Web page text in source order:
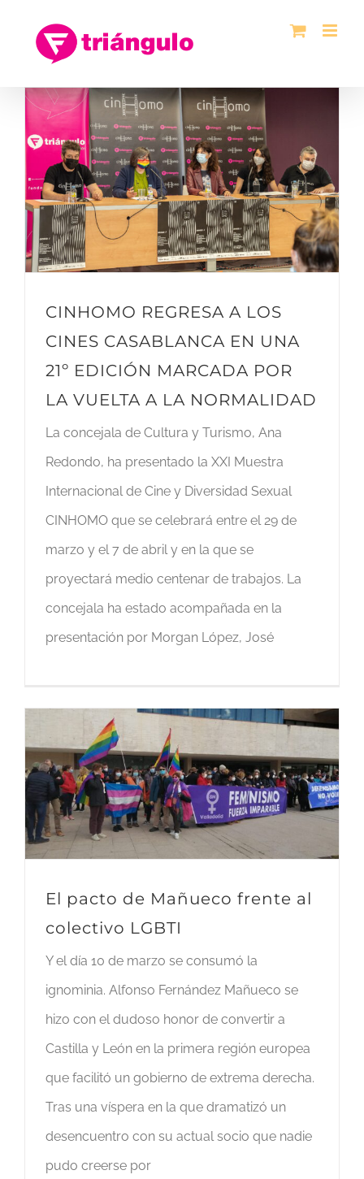
CINHOMO REGRESA A LOS
CINES CASABLANCA EN UNA
21º EDICIÓN MARCADA POR
LA VUELTA A LA NORMALIDAD
La concejala de Cultura y Turismo, Ana
Redondo, ha presentado la XXI Muestra
Internacional de Cine y Diversidad Sexual
CINHOMO que se celebrará entre el 29 de
marzo y el 7 de abril y en la que se
proyectará medio centenar de trabajos. La
concejala ha estado acompañada en la
presentación por Morgan López, José
El pacto de Mañueco frente al
colectivo LGBTI
Y el día 10 de marzo se consumó la
ignominia. Alfonso Fernández Mañueco se
hizo con el dudoso honor de convertir a
Castilla y León en la primera región europea
que facilitó un gobierno de extrema derecha.
Tras una víspera en la que dramatizó un
desencuentro con su actual socio que nadie
pudo creerse por